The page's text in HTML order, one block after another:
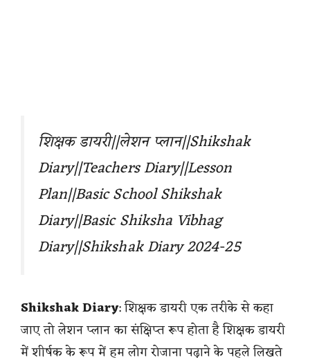
शिक्षक डायरी||लेशन प्लान||Shikshak
Diary||Teachers Diary||Lesson
Plan||Basic School Shikshak
Diary||Basic Shiksha Vibhag
Diary||Shikshak Diary 2024-25
Shikshak Diary: शिक्षक डायरी एक तरीके से कहा
जाए तो लेशन प्लान का संक्षिप्त रूप होता है शिक्षक डायरी
में शीर्षक के रूप में हम लोग रोजाना पढ़ाने के पहले लिखते